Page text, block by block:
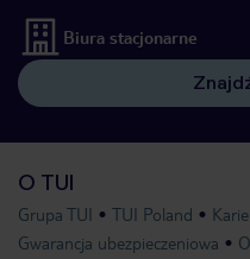
Biura stacjonarne
O TUI
Grupa TUI TUI Poland
Gwarancja ubezpieczeniowa